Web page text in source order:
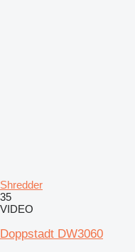
Shredder
35
VIDEO
Doppstadt DW3060